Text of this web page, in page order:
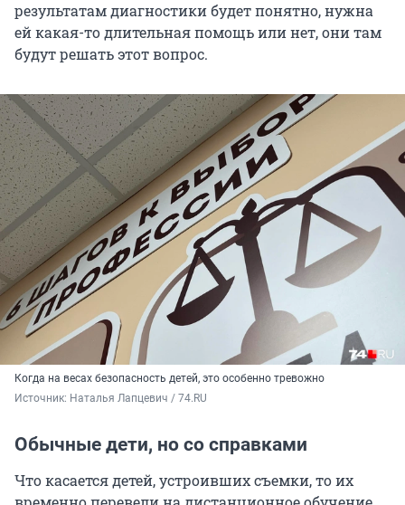
результатам диагностики будет понятно, нужна
ей какая-то длительная помощь или нет, они там
будут решать этот вопрос.
Когда на весах безопасность детей, это особенно тревожно
Источник: Наталья Лапцевич / 74.RU
Обычные дети, но со справками
Что касается детей, устроивших съемки, то их